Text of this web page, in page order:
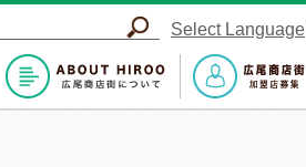
Select Language